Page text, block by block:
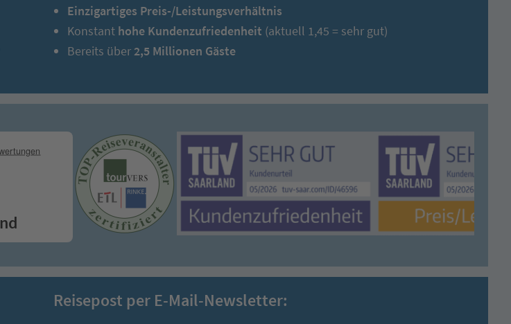
Einzigartiges Preis-/Leistungsverhältnis
Konstant hohe Kundenzufriedenheit (aktuell 1,45 = sehr gut)
Bereits über2,5 Millionen Gäste
Reisepost per E-Mail-Newsletter: